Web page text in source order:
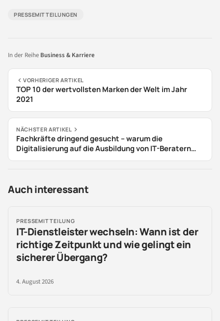
PRESSEMITTEILUNGEN
In der Reihe Business & Karriere
VORHERIGER ARTIKEL
TOP 10 der wertvollsten Marken der Welt im Jahr
2021
NÄCHSTER ARTIKEL
Fachkräfte dringend gesucht – warum die
Digitalisierung auf die Ausbildung von IT-Beratern
angewiesen ist
Auch interessant
PRESSEMITTEILUNG
IT-Dienstleister wechseln: Wann ist der
richtige Zeitpunkt und wie gelingt ein
sicherer Übergang?
4. August 2026